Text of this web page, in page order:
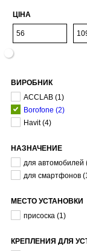
ЦІНА
ВИРОБНИК
ACCLAB (1)
Borofone (2)
Havit (4)
НАЗНАЧЕНИЕ
для автомобилей
для смартфонов
МЕСТО УСТАНОВКИ
присоска (1)
КРЕПЛЕНИЯ ДЛЯ